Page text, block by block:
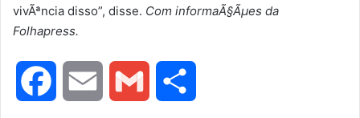
vivÃªncia disso”, disse. Com informaÃ§Ãµes da
Folhapress.